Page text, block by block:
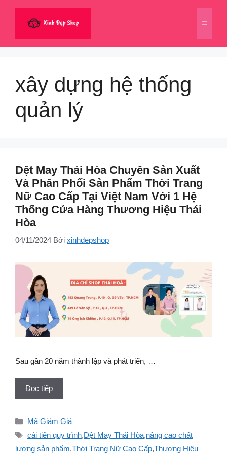
dung
Menu
xây dựng hệ thống
quản lý
Dệt May Thái Hòa Chuyên Sản Xuất
Và Phân Phối Sản Phẩm Thời Trang
Nữ Cao Cấp Tại Việt Nam Với 1 Hệ
Thống Cửa Hàng Thương Hiệu Thái
Hòa
04/11/2024 Bởi xinhdepshop
Sau gần 20 năm thành lập và phát triển, …
Đọc tiếp
Danh
mục
Mã Giảm Giá
Thẻ
cải tiến quy trình,Dệt May Thái Hòa,nâng cao chất
lượng sản phẩm,Thời Trang Nữ Cao Cấp,Thương Hiệu